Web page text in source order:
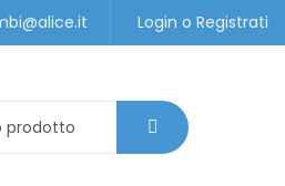
Login o Registrati